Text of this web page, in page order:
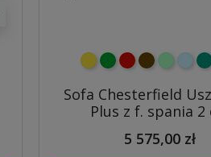
żółtyzielonyczerwonymiętowy
Sofa Chesterfield
Plus z f. spania 2
5 575,00 zł